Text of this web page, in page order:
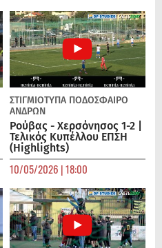
ΣΤΙΓΜΙΟΤΥΠΑ ΠΟΔΌΣΦΑΙΡΟ
ΑΝΔΡΏΝ
Ρούβας - Χερσόνησος 1-2 |
Τελικός Κυπέλλου ΕΠΣΗ
(Highlights)
10/05/2026 | 18:00